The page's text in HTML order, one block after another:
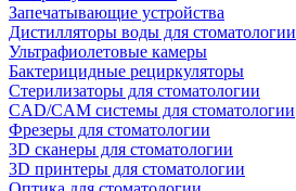
Запечатывающие устройства
Дистилляторы воды для стоматологии
Ультрафиолетовые камеры
Бактерицидные рециркуляторы
Стерилизаторы для стоматологии
CAD/CAM системы для стоматологии
Фрезеры для стоматологии
3D cканеры для стоматологии
3D принтеры для стоматологии